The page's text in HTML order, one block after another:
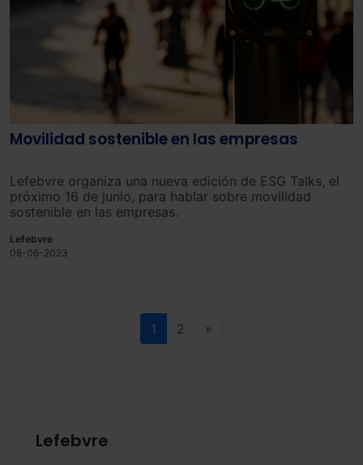
Movilidad sostenible en las empresas
Lefebvre organiza una nueva edición de ESG Talks, el
próximo 16 de junio, para hablar sobre movilidad
sostenible en las empresas.
Lefebvre
08-06-2023
1 2 »
Lefebvre